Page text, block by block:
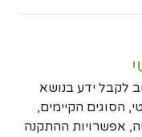
לקבל ידע בנושא
הסוגים הקיימים,
אפשרויות ההתקנה